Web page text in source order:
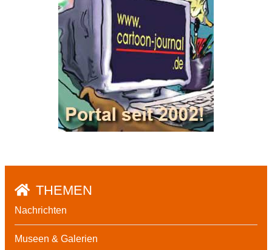
THEMEN
Nachrichten
Museen & Galerien